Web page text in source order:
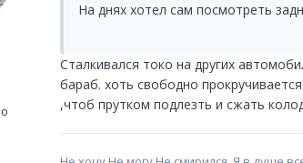
На днях хотел сам посмотреть
Сталкивался токо на других
бараб. хоть свободно
,чтоб прутком подлезть и сжать